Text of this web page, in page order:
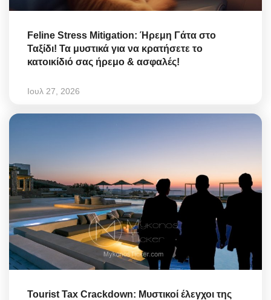
Feline Stress Mitigation: Ήρεμη Γάτα στο
Ταξίδι! Τα μυστικά για να κρατήσετε το
κατοικίδιό σας ήρεμο & ασφαλές!
Ιουλ 27, 2026
Tourist Tax Crackdown: Μυστικοί έλεγχοι της